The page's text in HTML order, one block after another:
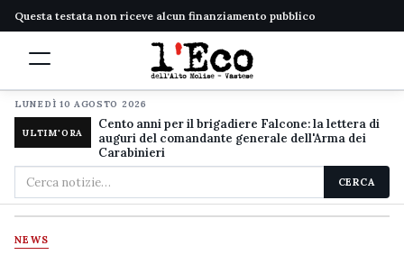
Questa testata non riceve alcun finanziamento pubblico
LUNEDÌ 10 AGOSTO 2026
ULTIM'ORA
Cento anni per il brigadiere Falcone: la lettera di
auguri del comandante generale dell'Arma dei
Carabinieri
Cerca
nel
sito
CERCA
NEWS